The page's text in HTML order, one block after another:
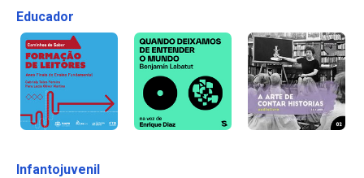
Educador
Infantojuvenil